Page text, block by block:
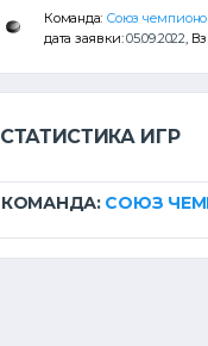
Команда: Союз
дата заявки:05.09.2022,
СТАТИСТИКА ИГР
КОМАНДА: СОЮЗ